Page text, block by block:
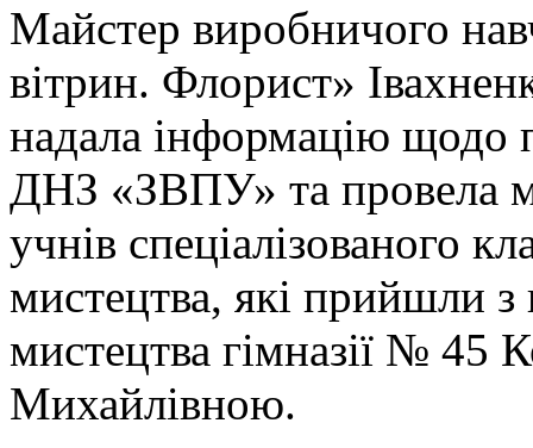
Майстер виробничого
вітрин. Флорист»
надала інформацію щодо
ДНЗ «ЗВПУ» та провела
учнів спеціалізованого
мистецтва, які прийшли з
мистецтва гімназії № 45
Михайлівною.